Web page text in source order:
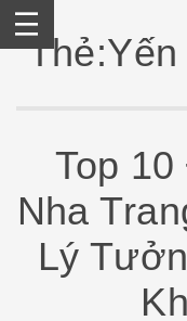
Skip
Top
Nha
Lý